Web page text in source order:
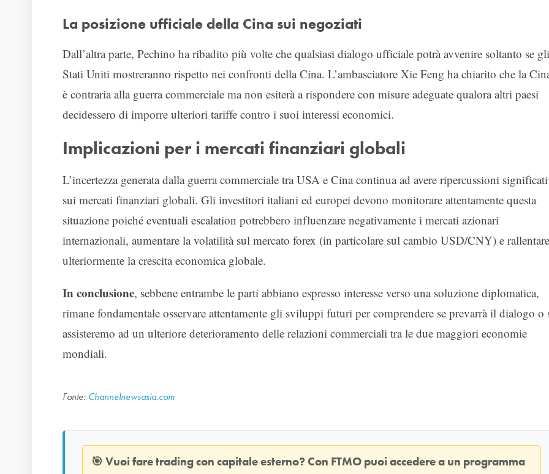
La posizione ufficiale della Cina sui negoziati
Dall’altra parte, Pechino ha ribadito più volte che qualsiasi dialogo ufficiale potrà avvenire soltanto se gli
Stati Uniti mostreranno rispetto nei confronti della Cina. L’ambasciatore Xie Feng ha chiarito che la
è contraria alla guerra commerciale ma non esiterà a rispondere con misure adeguate qualora altri paesi
decidessero di imporre ulteriori tariffe contro i suoi interessi economici.
Implicazioni per i mercati finanziari globali
L’incertezza generata dalla guerra commerciale tra USA e Cina continua ad avere ripercussioni
sui mercati finanziari globali. Gli investitori italiani ed europei devono monitorare attentamente questa
situazione poiché eventuali escalation potrebbero influenzare negativamente i mercati azionari
internazionali, aumentare la volatilità sul mercato forex (in particolare sul cambio USD/CNY) e rallentare
ulteriormente la crescita economica globale.
In conclusione, sebbene entrambe le parti abbiano espresso interesse verso una soluzione diplomatica,
rimane fondamentale osservare attentamente gli sviluppi futuri per comprendere se prevarrà il dialogo o
assisteremo ad un ulteriore deterioramento delle relazioni commerciali tra le due maggiori economie
mondiali.
Fonte: Channelnewsasia.com
🎯 Vuoi fare trading con capitale esterno? Con FTMO puoi accedere a un programma